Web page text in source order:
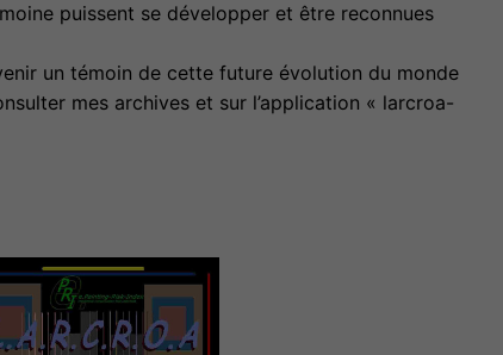
puissent se développer et être reconnues
un témoin de cette future évolution du monde
mes archives et sur l’application « larcroa-